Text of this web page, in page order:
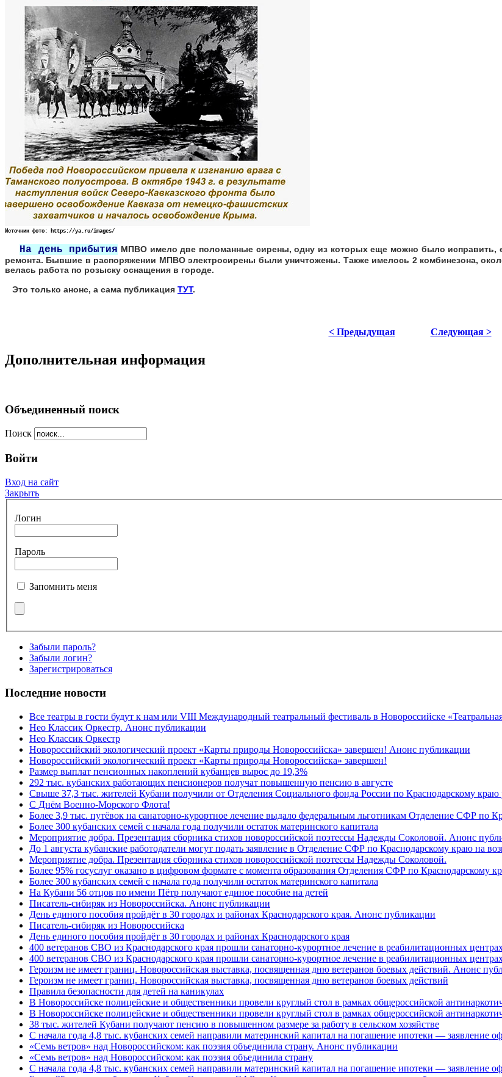
Источник фото: https://ya.ru/images/
На день прибытия МПВО имело две поломанные сирены, одну из которых еще можно было исправить,
ремонта. Бывшие в распоряжении МПВО электросирены были уничтожены. Также имелось 2 комбинезона,
велась работа по розыску оснащения в городе.
Это только анонс, а сама публикация ТУТ.
< Предыдущая Следующая >
Дополнительная информация
Объединенный поиск
Поиск
Войти
Вход на сайт
Закрыть
Логин
Пароль
Запомнить меня
Забыли пароль?
Забыли логин?
Зарегистрироваться
Последние новости
Все театры в гости будут к нам или VIII Международный театральный фестиваль в Новороссийске
Нео Классик Оркестр. Анонс публикации
Нео Классик Оркестр
Новороссийский экологический проект «Карты природы Новороссийска» завершен! Анонс публикации
Новороссийский экологический проект «Карты природы Новороссийска» завершен!
Размер выплат пенсионных накоплений кубанцев вырос до 19,3%
292 тыс. кубанских работающих пенсионеров получат повышенную пенсию в августе
Свыше 37,3 тыс. жителей Кубани получили от Отделения Социального фонда России по Краснодарскому краю
C Днём Военно-Морского Флота!
Более 3,9 тыс. путёвок на санаторно-курортное лечение выдало федеральным льготникам Отделение СФР по
Более 300 кубанских семей с начала года получили остаток материнского капитала
Мероприятие добра. Презентация сборника стихов новороссийской поэтессы Надежды Соколовой. Анонс
До 1 августа кубанские работодатели могут подать заявление в Отделение СФР по Краснодарскому краю на
Мероприятие добра. Презентация сборника стихов новороссийской поэтессы Надежды Соколовой.
Более 95% госуслуг оказано в цифровом формате с момента образования Отделения СФР по Краснодарскому
Более 300 кубанских семей с начала года получили остаток материнского капитала
На Кубани 56 отцов по имени Пётр получают единое пособие на детей
Писатель-сибиряк из Новороссийска. Анонс публикации
День единого пособия пройдёт в 30 городах и районах Краснодарского края. Анонс публикации
Писатель-сибиряк из Новороссийска
День единого пособия пройдёт в 30 городах и районах Краснодарского края
400 ветеранов СВО из Краснодарского края прошли санаторно-курортное лечение в реабилитационных
400 ветеранов СВО из Краснодарского края прошли санаторно-курортное лечение в реабилитационных
Героизм не имеет границ. Новороссийская выставка, посвященная дню ветеранов боевых действий. Анонс
Героизм не имеет границ. Новороссийская выставка, посвященная дню ветеранов боевых действий
Правила безопасности для детей на каникулах
В Новороссийске полицейские и общественники провели круглый стол в рамках общероссийской
В Новороссийске полицейские и общественники провели круглый стол в рамках общероссийской
38 тыс. жителей Кубани получают пенсию в повышенном размере за работу в сельском хозяйстве
С начала года 4,8 тыс. кубанских семей направили материнский капитал на погашение ипотеки — заявление
«Семь ветров» над Новороссийском: как поэзия объединила страну. Анонс публикации
«Семь ветров» над Новороссийском: как поэзия объединила страну
С начала года 4,8 тыс. кубанских семей направили материнский капитал на погашение ипотеки — заявление